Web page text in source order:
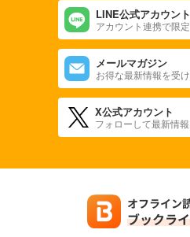
LINE公式アカウント
アカウント連携で限
メールマガジン
お得な最新情報を受
X公式アカウント
フォローして最新情